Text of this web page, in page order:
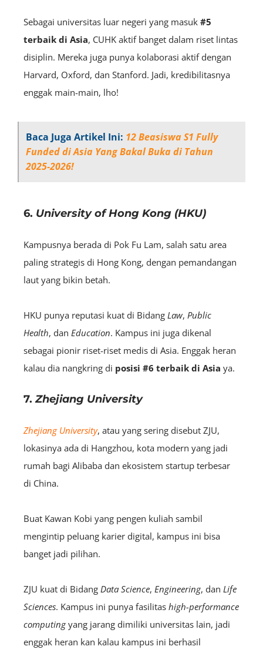
Sebagai universitas luar negeri yang masuk #5
terbaik di Asia, CUHK aktif banget dalam riset lintas
disiplin. Mereka juga punya kolaborasi aktif dengan
Harvard, Oxford, dan Stanford. Jadi, kredibilitasnya
enggak main-main, lho!
Baca Juga Artikel Ini: 12 Beasiswa S1 Fully
Funded di Asia Yang Bakal Buka di Tahun
2025-2026!
6. University of Hong Kong (HKU)
Kampusnya berada di Pok Fu Lam, salah satu area
paling strategis di Hong Kong, dengan pemandangan
laut yang bikin betah.
HKU punya reputasi kuat di Bidang Law, Public
Health, dan Education. Kampus ini juga dikenal
sebagai pionir riset-riset medis di Asia. Enggak heran
kalau dia nangkring di posisi #6 terbaik di Asia ya.
7.Zhejiang University
Zhejiang University, atau yang sering disebut ZJU,
lokasinya ada di Hangzhou, kota modern yang jadi
rumah bagi Alibaba dan ekosistem startup terbesar
di China.
Buat Kawan Kobi yang pengen kuliah sambil
mengintip peluang karier digital, kampus ini bisa
banget jadi pilihan.
ZJU kuat di Bidang Data Science, Engineering, dan Life
Sciences. Kampus ini punya fasilitas high-performance
computingyang jarang dimiliki universitas lain, jadi
enggak heran kan kalau kampus ini berhasil